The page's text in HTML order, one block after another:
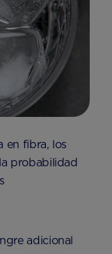
en fibra, los
probabilidad
adicional